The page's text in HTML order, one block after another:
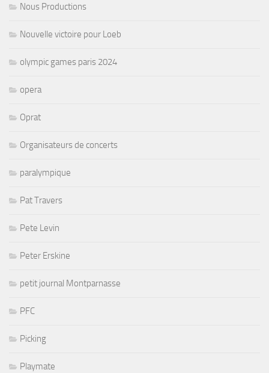
Nous Productions
Nouvelle victoire pour Loeb
olympic games paris 2024
opera
Oprat
Organisateurs de concerts
paralympique
Pat Travers
Pete Levin
Peter Erskine
petit journal Montparnasse
PFC
Picking
Playmate